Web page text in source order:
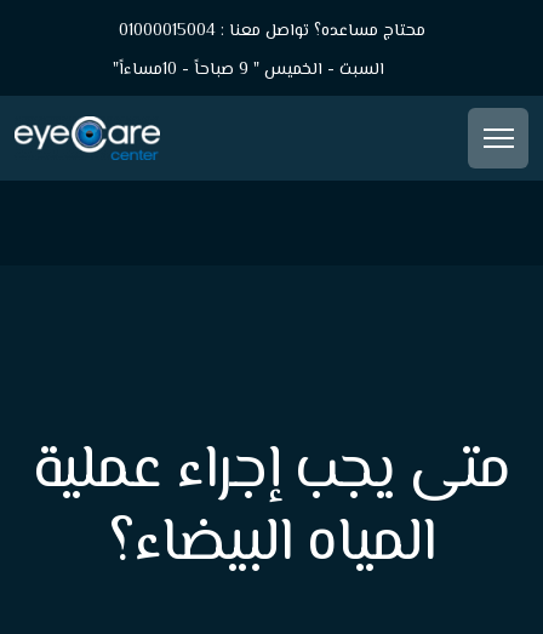
محتاج مساعده؟ تواصل معنا : 01000015004
السبت - الخميس " 9 صباحاً - 10مساءاً"
متى يجب إجراء عملية
المياه البيضاء؟